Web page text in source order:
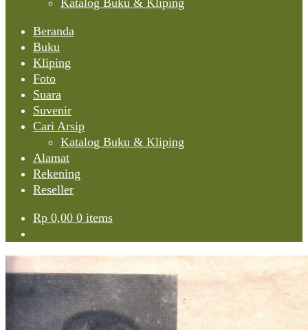
Katalog Buku & Kliping
Beranda
Buku
Kliping
Foto
Suara
Suvenir
Cari Arsip
Katalog Buku & Kliping
Alamat
Rekening
Reseller
Rp 0,00 0 items